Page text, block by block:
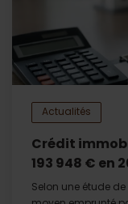
Actualités
Crédit
193 948 € en
Selon une étude de